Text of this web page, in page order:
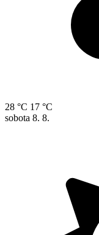
28 °C 17 °C
sobota 8. 8.